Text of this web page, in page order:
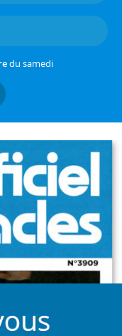
du samedi